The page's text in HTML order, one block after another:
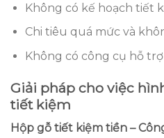
Không có kế hoạch tiết
Chi tiêu quá mức và
Không có công cụ hỗ
Giải pháp cho việc
tiết kiệm
Hộp gỗ tiết kiệm tiền –